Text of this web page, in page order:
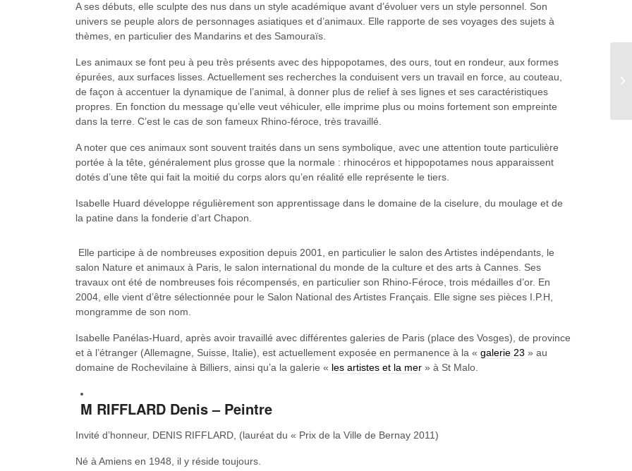
A ses débuts, elle sculpte des nus dans un style académique avant d’évoluer vers un style personnel. Son
univers se peuple alors de personnages asiatiques et d’animaux. Elle rapporte de ses voyages des sujets à
thèmes, en particulier des Mandarins et des Samouraïs.
Les animaux se font peu à peu très présents avec des hippopotames, des ours, tout en rondeur, aux formes
épurées, aux surfaces lisses. Actuellement ses recherches la conduisent vers un travail en force, au couteau,
de façon à accentuer la dynamique de l’animal, à donner plus de relief à ses lignes et ses caractéristiques
propres. En fonction du message qu’elle veut véhiculer, elle imprime plus ou moins fortement son empreinte
dans la terre. C’est le cas de son fameux Rhino-féroce, très travaillé.
A noter que ces animaux sont souvent traités dans un sens symbolique, avec une attention toute particulière
portée à la tête, généralement plus grosse que la normale : rhinocéros et hippopotames nous apparaissent
dotés d’une tête qui fait la moitié du corps alors qu’en réalité elle représente le tiers.
Isabelle Huard développe régulièrement son apprentissage dans le domaine de la ciselure, du moulage et de
la patine dans la fonderie d’art Chapon.
Elle participe à de nombreuses exposition depuis 2001, en particulier le salon des Artistes indépendants, le
salon Nature et animaux à Paris, le salon international du monde de la culture et des arts à Cannes. Ses
travaux ont été de nombreuses fois récompensés, en particulier son Rhino-Féroce, trois médailles d’or. En
2004, elle vient d’être sélectionnée pour le Salon National des Artistes Français. Elle signe ses pièces I.P.H,
mongramme de son nom.
Isabelle Panélas-Huard, après avoir travaillé avec différentes galeries de Paris (place des Vosges), de province
et à l’étranger (Allemagne, Suisse, Italie), est actuellement exposée en permanence à la « galerie 23 » au
domaine de Rochevilaine à Billiers, ainsi qu’a la galerie « les artistes et la mer » à St Malo.
M RIFFLARD Denis – Peintre
Invité d’honneur, DENIS RIFFLARD, (lauréat du « Prix de la Ville de Bernay 2011)
Né à Amiens en 1948, il y réside toujours.